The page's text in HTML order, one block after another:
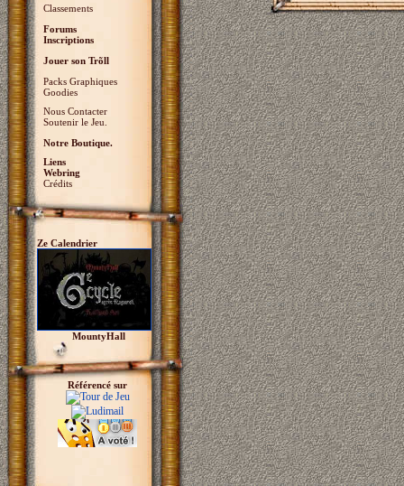
Classements
Forums
Inscriptions
Jouer son Trõll
Packs Graphiques
Goodies
Nous Contacter
Soutenir le Jeu.
Notre Boutique.
Liens
Webring
Crédits
Ze Calendrier
MountyHall
Référencé sur